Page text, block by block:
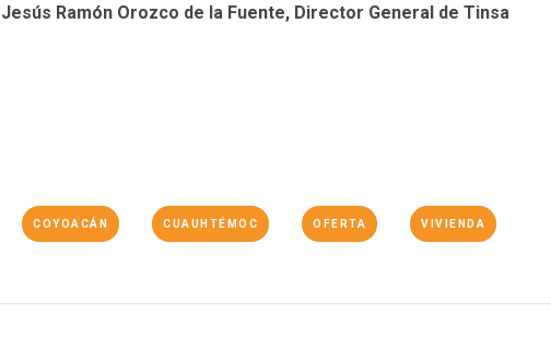
Jesús Ramón Orozco de la Fuente, Director General de Tinsa
COYOACÁN CUAUHTÉMOC OFERTA VIVIENDA